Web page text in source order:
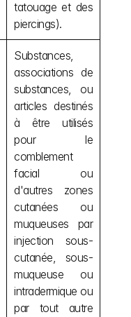
tatouage et des
piercings).
Substances,
associations de
substances, ou
articles destinés
à être utilisés
pour le
comblement
facial ou
d'autres zones
cutanées ou
muqueuses par
injection sous-
cutanée, sous-
muqueuse ou
intradermique ou
par tout autre